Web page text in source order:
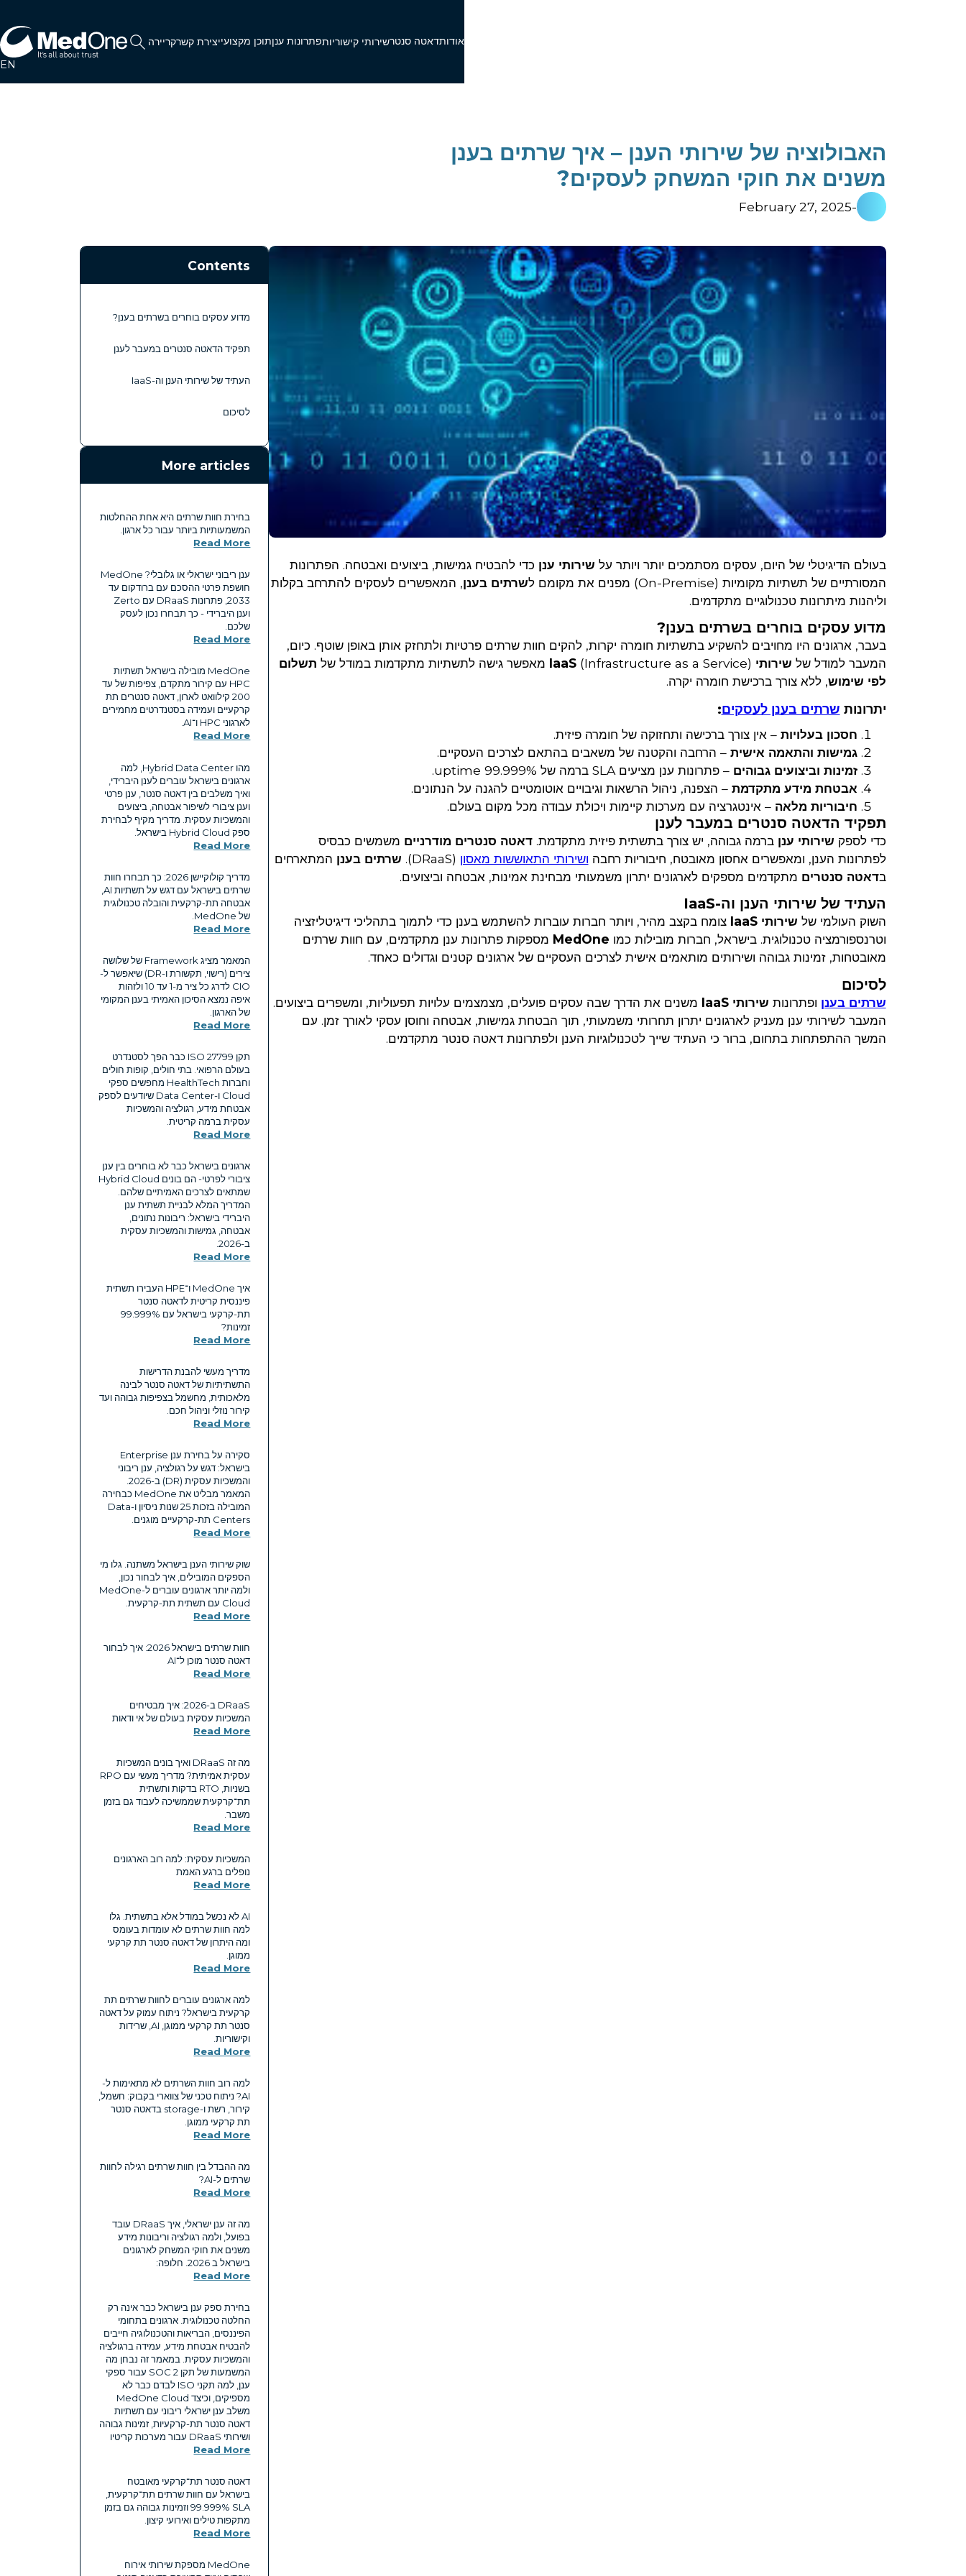
אודותדאטה סנטרשירותי קישוריותפתרונות ענןתוכן מקצועייצירת קשרקריירה
EN
האבולוציה של שירותי הענן – איך שרתים בענן
משנים את חוקי המשחק לעסקים?
-
February 27, 2025
בעולם הדיגיטלי של היום, עסקים מסתמכים יותר ויותר על שירותי ענן כדי להבטיח גמישות, ביצועים ואבטחה. הפתרונות
המסורתיים של תשתיות מקומיות (On-Premise) מפנים את מקומם ל
שרתים בענן, המאפשרים לעסקים להתרחב בקלות
וליהנות מיתרונות טכנולוגיים מתקדמים.
מדוע עסקים בוחרים בשרתים בענן?
בעבר, ארגונים היו מחויבים להשקיע בתשתיות חומרה יקרות, להקים חוות שרתים פרטיות ולתחזק אותן באופן שוטף. כיום,
המעבר למודל של שירותי IaaS (Infrastructure as a Service) מאפשר גישה לתשתיות מתקדמות במודל של
תשלום
לפי שימוש, ללא צורך ברכישת חומרה יקרה.
יתרונות שרתים בענן לעסקים:
חסכון בעלויות – אין צורך ברכישה ותחזוקה של חומרה פיזית.
גמישות והתאמה אישית – הרחבה והקטנה של משאבים בהתאם לצרכים העסקיים.
זמינות וביצועים גבוהים – פתרונות ענן מציעים SLA ברמה של 99.999% uptime.
אבטחת מידע מתקדמת – הצפנה, ניהול הרשאות וגיבויים אוטומטיים להגנה על הנתונים.
חיבוריות מלאה – אינטגרציה עם מערכות קיימות ויכולת עבודה מכל מקום בעולם.
תפקיד הדאטה סנטרים במעבר לענן
כדי לספק שירותי ענן ברמה גבוהה, יש צורך בתשתית פיזית מתקדמת.דאטה סנטרים מודרניים משמשים כבסיס
לפתרונות הענן, ומאפשרים אחסון מאובטח, חיבוריות רחבה ושירותי התאוששות מאסון (DRaaS). שרתים בענן המתארחים
בדאטה סנטרים מתקדמים מספקים לארגונים יתרון משמעותי מבחינת אמינות, אבטחה וביצועים.
העתיד של שירותי הענן וה-IaaS
השוק העולמי של שירותי IaaS
צומח בקצב מהיר, ויותר חברות עוברות להשתמש בענן כדי לתמוך בתהליכי דיגיטליזציה
וטרנספורמציה טכנולוגית. בישראל, חברות מובילות כמו MedOne מספקות פתרונות ענן מתקדמים, עם חוות שרתים
מאובטחות, זמינות גבוהה ושירותים מותאמים אישית לצרכים העסקיים של ארגונים קטנים וגדולים כאחד.
לסיכום
שרתים בענן ופתרונות שירותי IaaS
משנים את הדרך שבה עסקים פועלים, מצמצמים עלויות תפעוליות, ומשפרים ביצועים.
המעבר לשירותי ענן מעניק לארגונים יתרון תחרותי משמעותי, תוך הבטחת גמישות, אבטחה וחוסן עסקי לאורך זמן. עם
המשך ההתפתחות בתחום, ברור כי העתיד שייך לטכנולוגיות הענן ולפתרונות דאטה סנטר מתקדמים.
Contents
מדוע עסקים בוחרים בשרתים בענן?
תפקיד הדאטה סנטרים במעבר לענן
העתיד של שירותי הענן וה-IaaS
לסיכום
More articles
בחירת חוות שרתים היא אחת ההחלטות
המשמעותיות ביותר עבור כל ארגון.
Read More
ענן ריבוני ישראלי או גלובלי? MedOne
חושפת פרטי ההסכם עם ברודקום עד
2033, פתרונות DRaaS עם Zerto
וענן היברידי - כך תבחרו נכון לעסק
שלכם.
Read More
MedOne מובילה בישראל תשתיות
HPC עם קירור מתקדם, צפיפות של עד
200 קילוואט לארון, דאטה סנטרים תת
קרקעיים ועמידה בסטנדרטים מחמירים
לארגוני HPC ו־AI.
Read More
מהו Hybrid Data Center, למה
ארגונים בישראל עוברים לענן היברידי,
ואיך משלבים בין דאטה סנטר, ענן פרטי
וענן ציבורי לשיפור אבטחה, ביצועים
והמשכיות עסקית. מדריך מקיף לבחירת
ספק Hybrid Cloud בישראל.
Read More
מדריך קולוקיישן 2026: כך תבחרו חוות
שרתים בישראל עם דגש על תשתיות AI,
אבטחה תת-קרקעית והובלה טכנולוגית
של MedOne.
Read More
המאמר מציג Framework של שלושה
צירים (רישוי, תקשורת ו-DR) שיאפשר ל-
CIO לדרג כל ציר מ-1 עד 10 ולזהות
איפה נמצא הסיכון האמיתי בענן המקומי
של הארגון.
Read More
תקן ISO 27799 כבר הפך לסטנדרט
בעולם הרפואי. בתי חולים, קופות חולים
וחברות HealthTech מחפשים ספקי
Cloud ו-Data Center שיודעים לספק
אבטחת מידע, רגולציה והמשכיות
עסקית ברמה קריטית.
Read More
ארגונים בישראל כבר לא בוחרים בין ענן
ציבורי לפרטי- הם בונים Hybrid Cloud
שמתאים לצרכים האמיתיים שלהם.
המדריך המלא לבניית תשתית ענן
היברידי בישראל: ריבונות נתונים,
אבטחה, גמישות והמשכיות עסקית
ב-2026.
Read More
איך MedOne ו־HPE העבירו תשתית
פיננסית קריטית לדאטה סנטר
תת-קרקעי בישראל עם ‎99.999%‎
זמינות?
Read More
מדריך מעשי להבנת הדרישות
התשתיתיות של דאטה סנטר לבינה
מלאכותית, מחשמל בצפיפות גבוהה ועד
קירור נוזלי וניהול חכם.
Read More
סקירה על בחירת ענן Enterprise
בישראל: דגש על רגולציה, ענן ריבוני
והמשכיות עסקית (DR) ב-2026.
המאמר מבליט את MedOne כבחירה
המובילה בזכות 25 שנות ניסיון ו-Data
Centers תת-קרקעיים מוגנים.
Read More
שוק שירותי הענן בישראל משתנה. גלו מי
הספקים המובילים, איך לבחור נכון,
ולמה יותר ארגונים עוברים ל-MedOne
Cloud עם תשתית תת-קרקעית.
Read More
חוות שרתים בישראל 2026: איך לבחור
דאטה סנטר מוכן ל־AI
Read More
DRaaS ב-2026: איך מבטיחים
המשכיות עסקית בעולם של אי ודאות
Read More
מה זה DRaaS ואיך בונים המשכיות
עסקית אמיתית? מדריך מעשי עם RPO
בשניות, RTO בדקות ותשתית
תת־קרקעית שממשיכה לעבוד גם בזמן
משבר.
Read More
המשכיות עסקית: למה רוב הארגונים
נופלים ברגע האמת
Read More
AI לא נכשל במודל אלא בתשתית. גלו
למה חוות שרתים לא עומדות בעומס
ומה היתרון של דאטה סנטר תת קרקעי
ממוגן.
Read More
למה ארגונים עוברים לחוות שרתים תת
קרקעית בישראל? ניתוח עמוק על דאטה
סנטר תת קרקעי ממוגן, AI, שרידות
וקישוריות.
Read More
למה רוב חוות השרתים לא מתאימות ל-
AI? ניתוח טכני של צווארי בקבוק: חשמל,
קירור, רשת ו-storage בדאטה סנטר
תת קרקעי ממוגן.
Read More
מה ההבדל בין חוות שרתים רגילה לחוות
שרתים ל-AI?
Read More
מה זה ענן ישראלי, איך DRaaS עובד
בפועל, ולמה רגולציה וריבונות מידע
משנים את חוקי המשחק לארגונים
בישראל ב 2026. חלופה:
Read More
בחירת ספק ענן בישראל כבר אינה רק
החלטה טכנולוגית. ארגונים בתחומי
הפיננסים, הבריאות והטכנולוגיה חייבים
להבטיח אבטחת מידע, עמידה ברגולציה
והמשכיות עסקית. במאמר זה נבחן מה
המשמעות של תקן SOC 2 עבור ספקי
ענן, למה תקני ISO לבדם כבר לא
מספיקים, וכיצד MedOne Cloud
משלב ענן ישראלי ריבוני עם תשתיות
דאטה סנטר תת-קרקעיות, זמינות גבוהה
ושירותי DRaaS עבור מערכות קריטיו
Read More
דאטה סנטר תת־קרקעי מאובטח
בישראל עם חוות שרתים תת־קרקעית,
SLA ‏99.999% וזמינות גבוהה גם בזמן
מתקפות טילים ואירועי קיצון.
Read More
MedOne מספקת שירותי אירוח